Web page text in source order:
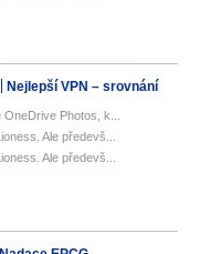
Nejlepší VPN – srovnání
OneDrive Photos, k...
Ale předevš...
Ale předevš...